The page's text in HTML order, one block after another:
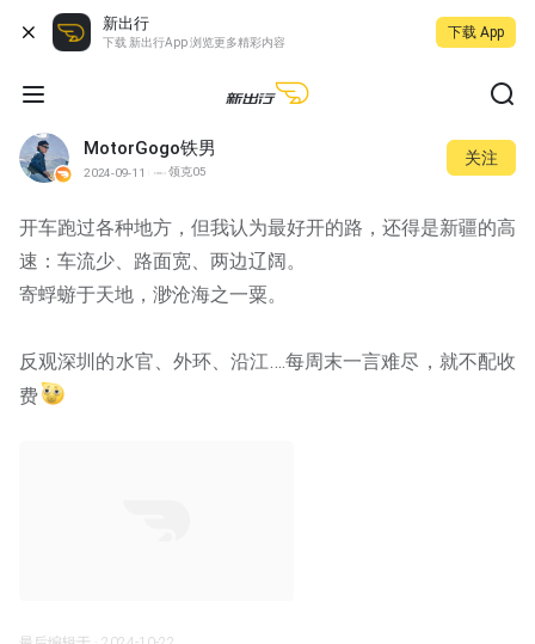
新出行
下载 新出行App 浏览更多精彩内容
下载 App
MotorGogo铁男
2024-09-11 领克05
关注
开车跑过各种地方，但我认为最好开的路，还得是新疆的高
速：车流少、路面宽、两边辽阔。
寄蜉蝣于天地，渺沧海之一粟。
反观深圳的水官、外环、沿江….每周末一言难尽，就不配收
费